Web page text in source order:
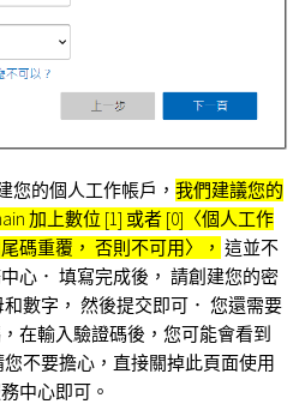
您的個人工作帳戶， 我們建議您的
加上數位 [1] 或者 [0]〈個人工作
碼重覆， 否則不可用〉， 這並不
心． 填寫完成後， 請創建您的密
數字， 然後提交即可． 您還需要
在輸入驗證碼後，您可能會看到
不要擔心，直接關掉此頁面使用
中心即可。